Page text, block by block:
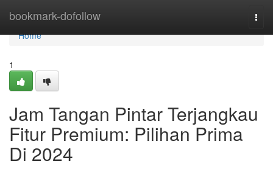
bookmark-dofollow
Home
Home
1
Jam Tangan Pintar Terjangkau
Fitur Premium: Pilihan Prima
Di 2024